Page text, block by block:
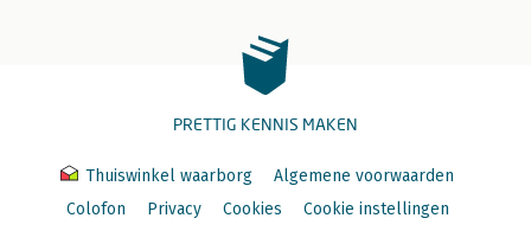
PRETTIG KENNIS MAKEN
Thuiswinkel waarborg
Algemene voorwaarden
Colofon
Privacy Cookies Cookie instellingen